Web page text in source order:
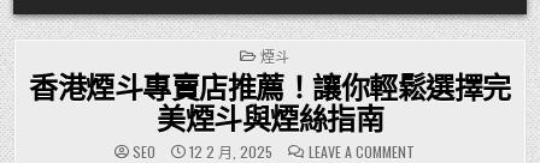
POSTED
IN
煙斗
香港煙斗專賣店推薦！讓你輕鬆選擇完
美煙斗與煙絲指南
SEO 12 2 月, 2025 LEAVE A COMMENTON